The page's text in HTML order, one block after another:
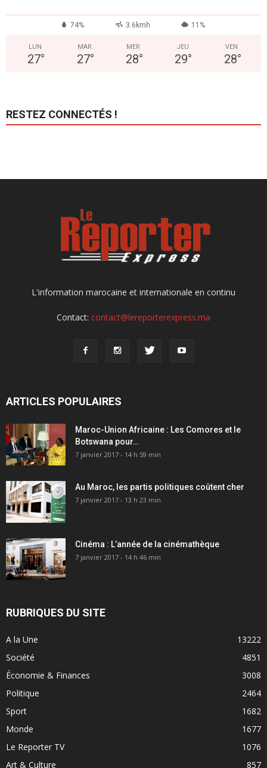
74% 3.6kmh 11%
LUN
27°
MAR
27°
MER
28°
JEU
29°
VEN
28°
RESTEZ CONNECTÉS !
L'information marocaine et internationale en continu
Contact: contact@lereporterexpress.ma
ARTICLES POPULAIRES
Maroc-Union Africaine : Les Comores et le
Botswana pour…
7 janvier 2017 - 14 h 59 min
Au Maroc, les partis politiques coûtent cher
7 janvier 2017 - 13 h 23 min
Cinéma : L’année de la cinémathèque
7 janvier 2017 - 14 h 46 min
RUBRIQUES DU SITE
A la Une
13222
Société
4851
Économie & Finances
3008
Politique
2464
Sport
1682
Monde
1677
Le Reporter TV
1076
Art & Culture
857